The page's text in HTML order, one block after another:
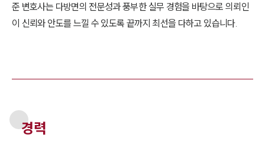
준 변호사는 다방면의 전문성과 풍부한 실무 경험을 바탕으로 의뢰인
이 신뢰와 안도를 느낄 수 있도록 끝까지 최선을 다하고 있습니다.
경력